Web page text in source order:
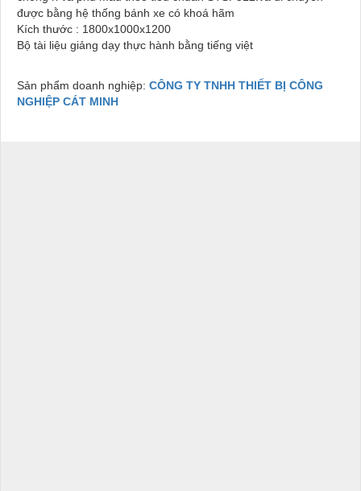
được bằng hệ thống bánh xe có khoá hãm
Kích thước : 1800x1000x1200
Bộ tài liệu giảng dạy thực hành bằng tiếng việt
Sản phẩm doanh nghiệp: CÔNG TY TNHH THIẾT BỊ CÔNG
NGHIỆP CÁT MINH